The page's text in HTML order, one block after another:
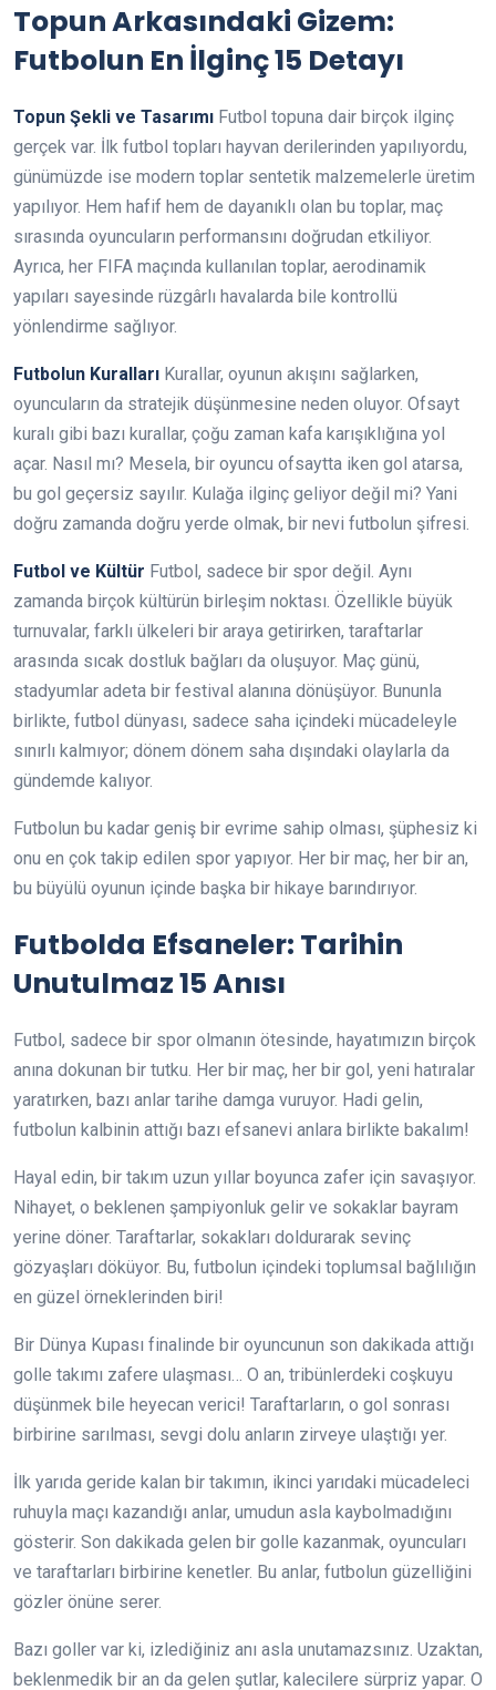
Topun Arkasındaki Gizem:
Futbolun En İlginç 15 Detayı
Topun Şekli ve Tasarımı Futbol topuna dair birçok ilginç
gerçek var. İlk futbol topları hayvan derilerinden yapılıyordu,
günümüzde ise modern toplar sentetik malzemelerle üretim
yapılıyor. Hem hafif hem de dayanıklı olan bu toplar, maç
sırasında oyuncuların performansını doğrudan etkiliyor.
Ayrıca, her FIFA maçında kullanılan toplar, aerodinamik
yapıları sayesinde rüzgârlı havalarda bile kontrollü
yönlendirme sağlıyor.
Futbolun Kuralları Kurallar, oyunun akışını sağlarken,
oyuncuların da stratejik düşünmesine neden oluyor. Ofsayt
kuralı gibi bazı kurallar, çoğu zaman kafa karışıklığına yol
açar. Nasıl mı? Mesela, bir oyuncu ofsaytta iken gol atarsa,
bu gol geçersiz sayılır. Kulağa ilginç geliyor değil mi? Yani
doğru zamanda doğru yerde olmak, bir nevi futbolun şifresi.
Futbol ve Kültür Futbol, sadece bir spor değil. Aynı
zamanda birçok kültürün birleşim noktası. Özellikle büyük
turnuvalar, farklı ülkeleri bir araya getirirken, taraftarlar
arasında sıcak dostluk bağları da oluşuyor. Maç günü,
stadyumlar adeta bir festival alanına dönüşüyor. Bununla
birlikte, futbol dünyası, sadece saha içindeki mücadeleyle
sınırlı kalmıyor; dönem dönem saha dışındaki olaylarla da
gündemde kalıyor.
Futbolun bu kadar geniş bir evrime sahip olması, şüphesiz ki
onu en çok takip edilen spor yapıyor. Her bir maç, her bir an,
bu büyülü oyunun içinde başka bir hikaye barındırıyor.
Futbolda Efsaneler: Tarihin
Unutulmaz 15 Anısı
Futbol, sadece bir spor olmanın ötesinde, hayatımızın birçok
anına dokunan bir tutku. Her bir maç, her bir gol, yeni hatıralar
yaratırken, bazı anlar tarihe damga vuruyor. Hadi gelin,
futbolun kalbinin attığı bazı efsanevi anlara birlikte bakalım!
Hayal edin, bir takım uzun yıllar boyunca zafer için savaşıyor.
Nihayet, o beklenen şampiyonluk gelir ve sokaklar bayram
yerine döner. Taraftarlar, sokakları doldurarak sevinç
gözyaşları döküyor. Bu, futbolun içindeki toplumsal bağlılığın
en güzel örneklerinden biri!
Bir Dünya Kupası finalinde bir oyuncunun son dakikada attığı
golle takımı zafere ulaşması… O an, tribünlerdeki coşkuyu
düşünmek bile heyecan verici! Taraftarların, o gol sonrası
birbirine sarılması, sevgi dolu anların zirveye ulaştığı yer.
İlk yarıda geride kalan bir takımın, ikinci yarıdaki mücadeleci
ruhuyla maçı kazandığı anlar, umudun asla kaybolmadığını
gösterir. Son dakikada gelen bir golle kazanmak, oyuncuları
ve taraftarları birbirine kenetler. Bu anlar, futbolun güzelliğini
gözler önüne serer.
Bazı goller var ki, izlediğiniz anı asla unutamazsınız. Uzaktan,
beklenmedik bir an da gelen şutlar, kalecilere sürpriz yapar. O